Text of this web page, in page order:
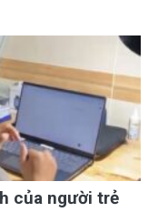
của người trẻ